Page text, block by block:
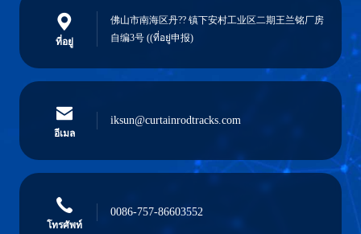
ที่อยู่
佛山市南海区丹?? 镇下安村工业区二期王兰铭厂房
自编3号 ((ที่อยู่申报)
อีเมล
iksun@curtainrodtracks.com
โทรศัพท์
0086-757-86603552